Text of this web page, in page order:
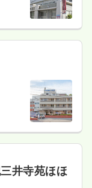
井寺苑ほほ